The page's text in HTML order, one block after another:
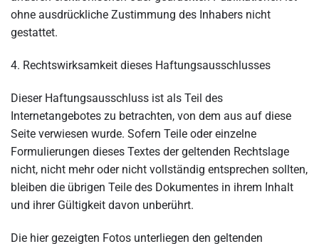
ohne ausdrückliche Zustimmung des Inhabers nicht
gestattet.
4. Rechtswirksamkeit dieses Haftungsausschlusses
Dieser Haftungsausschluss ist als Teil des
Internetangebotes zu betrachten, von dem aus auf diese
Seite verwiesen wurde. Sofern Teile oder einzelne
Formulierungen dieses Textes der geltenden Rechtslage
nicht, nicht mehr oder nicht vollständig entsprechen sollten,
bleiben die übrigen Teile des Dokumentes in ihrem Inhalt
und ihrer Gültigkeit davon unberührt.
Die hier gezeigten Fotos unterliegen den geltenden